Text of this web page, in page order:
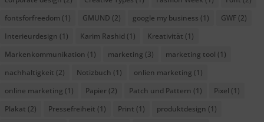
fontsforfreedom (1) GMUND (2) google my business (1) GWF (2)
Interieurdesign (1) Karim Rashid (1) Kreativität (1)
Markenkommunikation (1) marketing (3) marketing tool (1)
nachhaltigkeit (2) Notizbuch (1) onlien marketing (1)
online marketing (1) Papier (2) Patch und Pattern (1) Pixel (1)
Plakat (2) Pressefreiheit (1) Print (1) produktdesign (1)